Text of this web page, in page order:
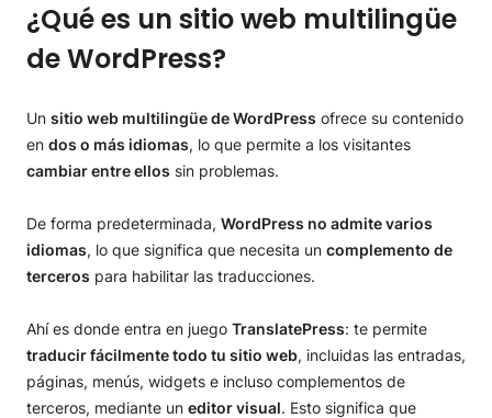
¿Qué es un sitio web multilingüe
de WordPress?
Un sitio web multilingüe de WordPress ofrece su contenido
en dos o más idiomas, lo que permite a los visitantes
cambiar entre ellos sin problemas.
De forma predeterminada, WordPress no admite varios
idiomas, lo que significa que necesita un complemento de
terceros para habilitar las traducciones.
Ahí es donde entra en juego TranslatePress: te permite
traducir fácilmente todo tu sitio web, incluidas las entradas,
páginas, menús, widgets e incluso complementos de
terceros, mediante un editor visual. Esto significa que